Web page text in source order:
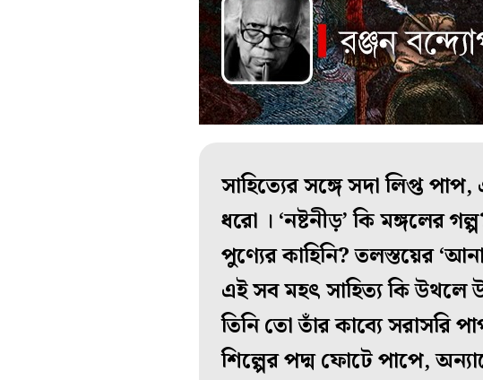
সাহিত্যের সঙ্গে সদা লিপ্ত
ধরো । ‘নষ্টনীড়’ কি মঙ্গলের
পুণ্যের কাহিনি? তলস্তয়ের ‘আনা
এই সব মহৎ সাহিত্য কি উথলে
তিনি তো তাঁর কাব্যে সরাসরি
শিল্পের পদ্ম ফোটে পাপে,